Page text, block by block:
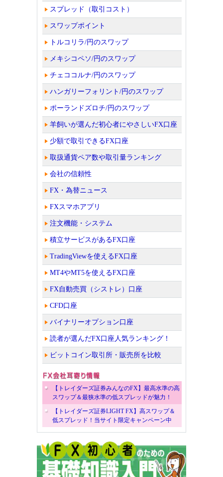
スプレッド（取引コスト）
スワップポイント
トルコリラ/円のスワップ
メキシコペソ/円のスワップ
チェココルナ/円のスワップ
ハンガリーフォリント/円のスワップ
ポーランドズロチ/円のスワップ
羊飼いが選んだ初心者にやさしいFX口座
少額で取引できるFX口座
取扱通貨ペア数や取引量ランキング
会社の信頼性
FX・為替ニュース
FXスマホアプリ
注文機能・システム
積立サービスがあるFX口座
TradingViewを使えるFX口座
MT4やMT5を使えるFX口座
FX自動売買（シストレ）口座
CFD口座
バイナリーオプション口座
読者が選んだFX口座人気ランキング！
ビットコイン取引所・販売所を比較
【トレイダーズ証券みんなのFX】最高水準の高
スワップ＆最狭水準の低スプレッドが魅力！
【トレイダーズ証券LIGHT FX】高スワップ＆
低スプレッド！当サイト限定キャンペーン中